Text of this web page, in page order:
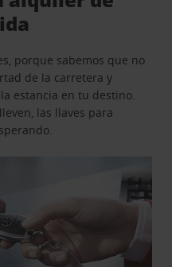
porque sabemos que no
de la carretera y
estancia en tu destino.
las llaves para